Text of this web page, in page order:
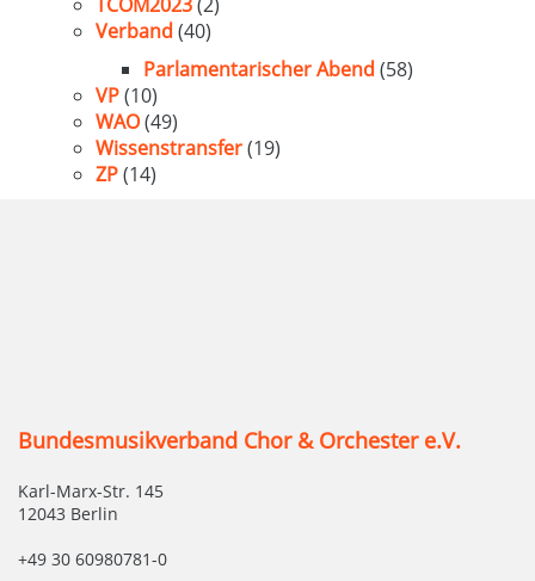
Verband (40)
Parlamentarischer Abend (58)
VP(10)
WAO(49)
Wissenstransfer(19)
ZP(14)
Bundesmusikverband Chor & Orchester e.V.
Karl-Marx-Str. 145
12043 Berlin
+49 30 60980781-0